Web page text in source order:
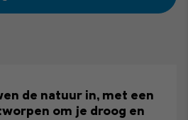
de natuur in, met een
om je droog en